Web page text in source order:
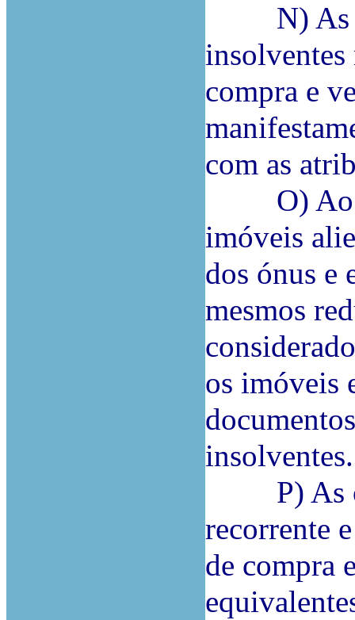
N) As
insolventes
compra e
com as
O) Ao
imóveis
dos ónus e
mesmos
os imóveis
insolventes.
P) As
recorrente
de compra